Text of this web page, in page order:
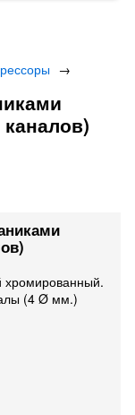
→
хромированный.
(4 Ø мм.)